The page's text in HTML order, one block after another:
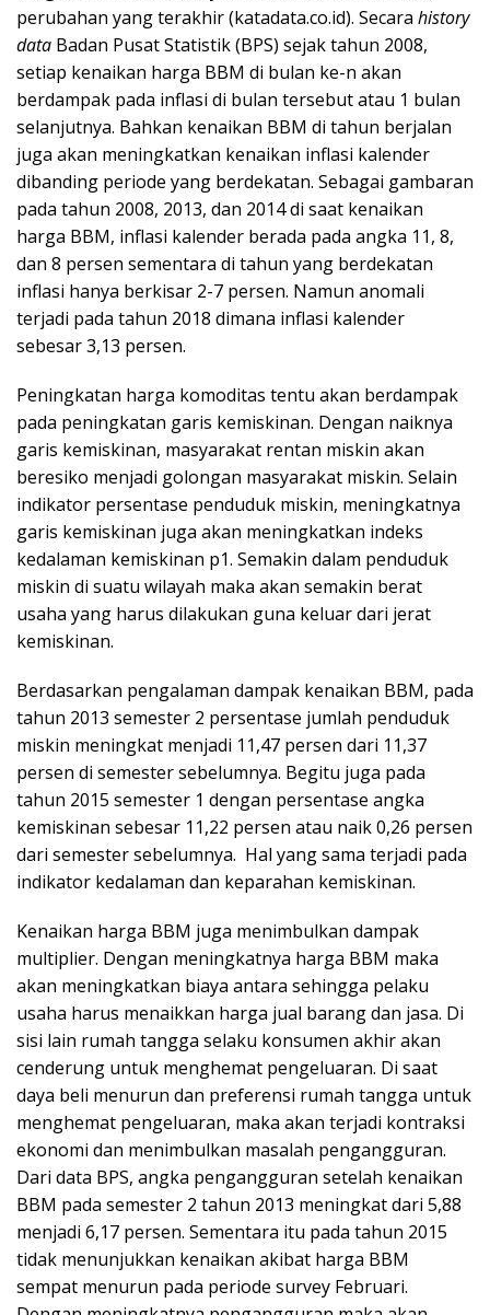
perubahan yang terakhir (katadata.co.id). Secara history
data Badan Pusat Statistik (BPS) sejak tahun 2008,
setiap kenaikan harga BBM di bulan ke-n akan
berdampak pada inflasi di bulan tersebut atau 1 bulan
selanjutnya. Bahkan kenaikan BBM di tahun berjalan
juga akan meningkatkan kenaikan inflasi kalender
dibanding periode yang berdekatan. Sebagai gambaran
pada tahun 2008, 2013, dan 2014 di saat kenaikan
harga BBM, inflasi kalender berada pada angka 11, 8,
dan 8 persen sementara di tahun yang berdekatan
inflasi hanya berkisar 2-7 persen. Namun anomali
terjadi pada tahun 2018 dimana inflasi kalender
sebesar 3,13 persen.
Peningkatan harga komoditas tentu akan berdampak
pada peningkatan garis kemiskinan. Dengan naiknya
garis kemiskinan, masyarakat rentan miskin akan
beresiko menjadi golongan masyarakat miskin. Selain
indikator persentase penduduk miskin, meningkatnya
garis kemiskinan juga akan meningkatkan indeks
kedalaman kemiskinan p1. Semakin dalam penduduk
miskin di suatu wilayah maka akan semakin berat
usaha yang harus dilakukan guna keluar dari jerat
kemiskinan.
Berdasarkan pengalaman dampak kenaikan BBM, pada
tahun 2013 semester 2 persentase jumlah penduduk
miskin meningkat menjadi 11,47 persen dari 11,37
persen di semester sebelumnya. Begitu juga pada
tahun 2015 semester 1 dengan persentase angka
kemiskinan sebesar 11,22 persen atau naik 0,26 persen
dari semester sebelumnya. Hal yang sama terjadi pada
indikator kedalaman dan keparahan kemiskinan.
Kenaikan harga BBM juga menimbulkan dampak
multiplier. Dengan meningkatnya harga BBM maka
akan meningkatkan biaya antara sehingga pelaku
usaha harus menaikkan harga jual barang dan jasa. Di
sisi lain rumah tangga selaku konsumen akhir akan
cenderung untuk menghemat pengeluaran. Di saat
daya beli menurun dan preferensi rumah tangga untuk
menghemat pengeluaran, maka akan terjadi kontraksi
ekonomi dan menimbulkan masalah pengangguran.
Dari data BPS, angka pengangguran setelah kenaikan
BBM pada semester 2 tahun 2013 meningkat dari 5,88
menjadi 6,17 persen. Sementara itu pada tahun 2015
tidak menunjukkan kenaikan akibat harga BBM
sempat menurun pada periode survey Februari.